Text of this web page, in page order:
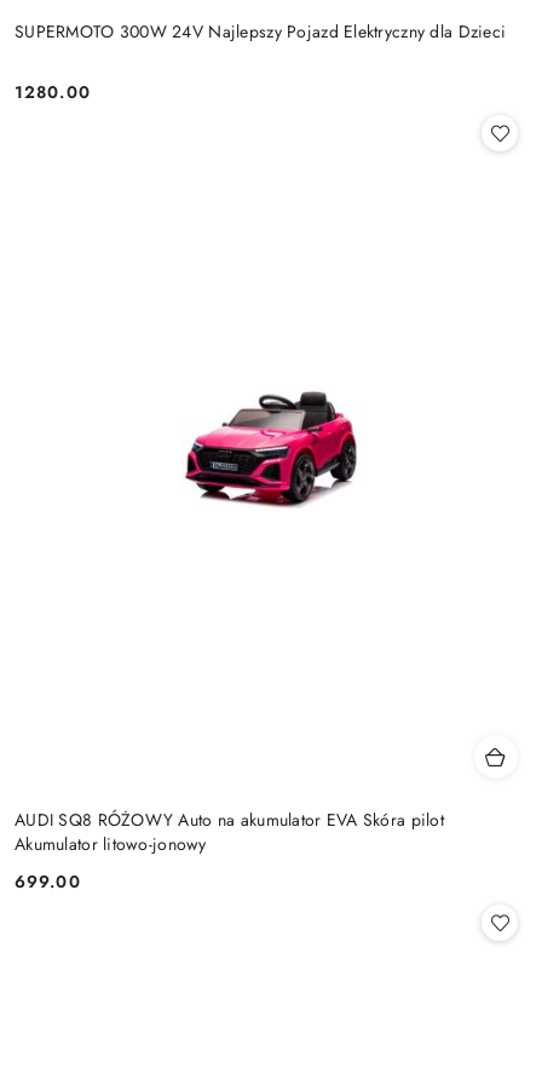
SUPERMOTO 300W 24V Najlepszy Pojazd Elektryczny dla Dzieci
Cena:
1280.00
AUDI SQ8 RÓŻOWY Auto na akumulator EVA Skóra pilot
Akumulator litowo-jonowy
Cena:
699.00